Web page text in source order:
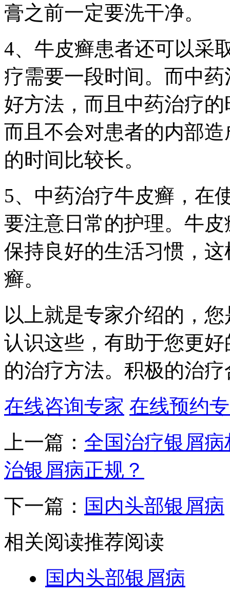
膏之前一定要洗干净。
4、牛皮癣患者还可以采
疗需要一段时间。而中
好方法，而且中药治疗
而且不会对患者的内部
的时间比较长。
5、中药治疗牛皮癣，在
要注意日常的护理。牛
保持良好的生活习惯，
癣。
以上就是专家介绍的，
认识这些，有助于您更
的治疗方法。积极的治
在线咨询专家 在线预约
上一篇： 全国治疗银屑
治银屑病正规？
下一篇： 国内头部银屑病
相关阅读推荐阅读
国内头部银屑病